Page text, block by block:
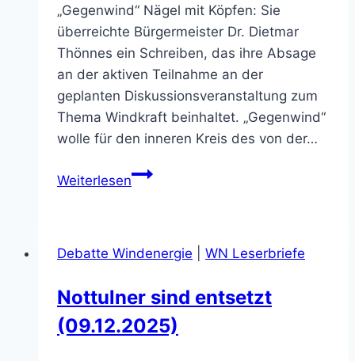
„Gegenwind“ Nägel mit Köpfen: Sie
überreichte Bürgermeister Dr. Dietmar
Thönnes ein Schreiben, das ihre Absage
an der aktiven Teilnahme an der
geplanten Diskussionsveranstaltung zum
Thema Windkraft beinhaltet. „Gegenwind“
wolle für den inneren Kreis des von der…
WeiterlesenWindkraft:
Brief
Debatte Windenergie WN Leserbriefe
Nottulner sind entsetzt
(09.12.2025)